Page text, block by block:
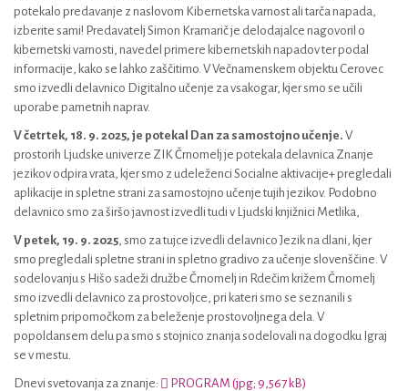
potekalo predavanje z naslovom Kibernetska varnost ali tarča napada,
izberite sami! Predavatelj Simon Kramarič je delodajalce nagovoril o
kibernetski varnosti, navedel primere kibernetskih napadov ter podal
informacije, kako se lahko zaščitimo. V Večnamenskem objektu Cerovec
smo izvedli delavnico Digitalno učenje za vsakogar, kjer smo se učili
uporabe pametnih naprav.
V četrtek, 18. 9. 2025, je potekal Dan za samostojno učenje. V
prostorih Ljudske univerze ZIK Črnomelj je potekala delavnica Znanje
jezikov odpira vrata, kjer smo z udeleženci Socialne aktivacije+ pregledali
aplikacije in spletne strani za samostojno učenje tujih jezikov. Podobno
delavnico smo za širšo javnost izvedli tudi v Ljudski knjižnici Metlika,
V petek, 19. 9. 2025, smo za tujce izvedli delavnico Jezik na dlani, kjer
smo pregledali spletne strani in spletno gradivo za učenje slovenščine. V
sodelovanju s Hišo sadeži družbe Črnomelj in Rdečim križem Črnomelj
smo izvedli delavnico za prostovoljce, pri kateri smo se seznanili s
spletnim pripomočkom za beleženje prostovoljnega dela. V
popoldansem delu pa smo s stojnico znanja sodelovali na dogodku Igraj
se v mestu.
Dnevi svetovanja za znanje: PROGRAM (jpg; 9,567 kB)